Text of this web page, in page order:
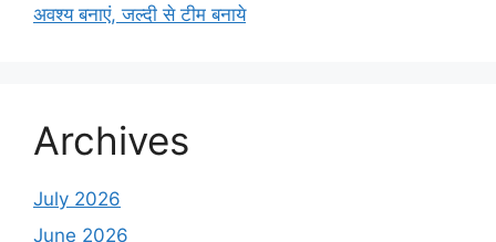
अवश्य बनाएं, जल्दी से टीम बनाये
Archives
July 2026
June 2026